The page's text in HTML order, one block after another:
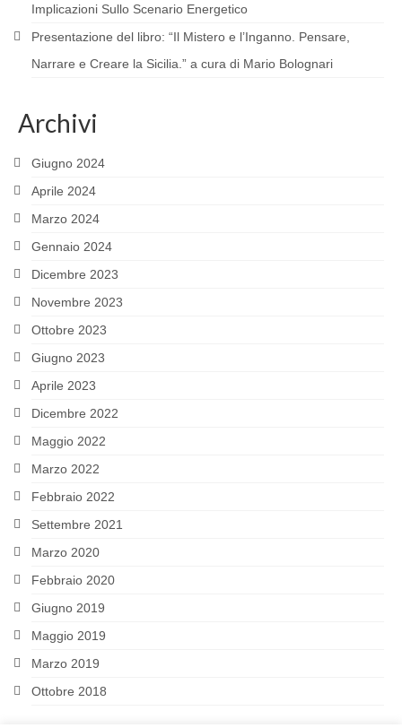
SOURCES AND WEBSITES OF INTEREST
ASIA
PROJECTS AND PUBLICATIONS
MATERIALS
Incontri diplomatici calendario Marzo 2022
Presentazione del volume di Axel Berkofsky
LATIN AMERICA
RESEARCH
MATERIALS
I Seminario Internazionale Formazione
Politica del Messico
El modelo fisiocrático – La Fisiocracia
EVENTS
Incontri diplomatici calendario Marzo 2022
Lectio Magistralis “Estado, política y
Implicazioni Sullo Scenario Energetico
Presentazione del libro: “Il Mistero e l’Inganno. Pensare,
Narrare e Creare la Sicilia.” a cura di Mario Bolognari
Archivi
Giugno 2024
Aprile 2024
Marzo 2024
Gennaio 2024
Dicembre 2023
Novembre 2023
Ottobre 2023
Giugno 2023
Aprile 2023
Dicembre 2022
Maggio 2022
Marzo 2022
Febbraio 2022
Settembre 2021
Marzo 2020
Febbraio 2020
Giugno 2019
Maggio 2019
Marzo 2019
Ottobre 2018